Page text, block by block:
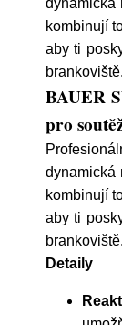
dynamická
kombinují
aby ti
brankoviště.
BAUER
pro
dynamická
kombinují
aby ti
brankoviště.
Detaily